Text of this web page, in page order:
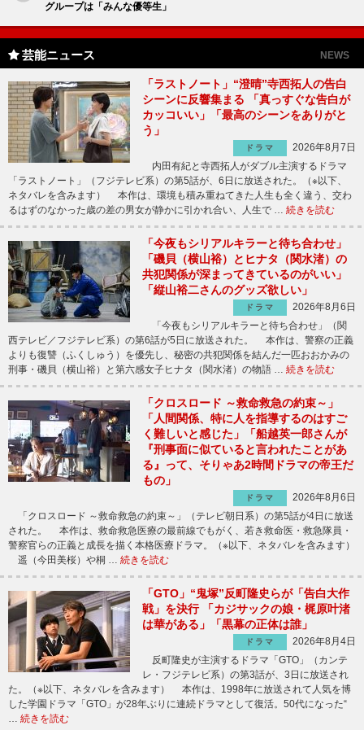
グループは「みんな優等生」
芸能ニュース NEWS
「ラストノート」“澄晴”寺西拓人の告白
シーンに反響集まる 「真っすぐな告白が
カッコいい」「最高のシーンをありがと
う」
ドラマ
2026年8月7日
内田有紀と寺西拓人がダブル主演するドラマ
「ラストノート」（フジテレビ系）の第5話が、6日に放送された。（※以下、
ネタバレを含みます） 本作は、環境も積み重ねてきた人生も全く違う、交わ
るはずのなかった歳の差の男女が静かに引かれ合い、人生で … 続きを読む
「今夜もシリアルキラーと待ち合わせ」
「磯貝（横山裕）とヒナタ（関水渚）の
共犯関係が深まってきているのがいい」
「縦山裕二さんのグッズ欲しい」
ドラマ
2026年8月6日
「今夜もシリアルキラーと待ち合わせ」（関
西テレビ／フジテレビ系）の第6話が5日に放送された。 本作は、警察の正義
よりも復讐（ふくしゅう）を優先し、秘密の共犯関係を結んだ一匹おおかみの
刑事・磯貝（横山裕）と第六感女子ヒナタ（関水渚）の物語 … 続きを読む
「クロスロード ～救命救急の約束～」
「人間関係、特に人を指導するのはすご
く難しいと感じた」「船越英一郎さんが
『刑事面に似ていると言われたことがあ
る』って、そりゃあ2時間ドラマの帝王だ
もの」
ドラマ
2026年8月6日
「クロスロード ～救命救急の約束～」（テレビ朝日系）の第5話が4日に放送
された。 本作は、救命救急医療の最前線でもがく、若き救命医・救急隊員・
警察官らの正義と成長を描く本格医療ドラマ。（※以下、ネタバレを含みます）
遥（今田美桜）や桐 … 続きを読む
「GTO」“鬼塚”反町隆史らが「告白大作
戦」を決行 「カジサックの娘・梶原叶渚
は華がある」「黒幕の正体は誰」
ドラマ
2026年8月4日
反町隆史が主演するドラマ「GTO」（カンテ
レ・フジテレビ系）の第3話が、3日に放送され
た。（※以下、ネタバレを含みます） 本作は、1998年に放送されて人気を博
した学園ドラマ「GTO」が28年ぶりに連続ドラマとして復活。50代になった“
… 続きを読む